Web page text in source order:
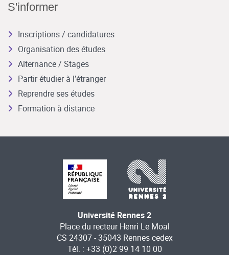
S'informer
Inscriptions / candidatures
Organisation des études
Alternance / Stages
Partir étudier à l’étranger
Reprendre ses études
Formation à distance
Université Rennes 2
Place du recteur Henri Le Moal
CS 24307 - 35043 Rennes cedex
Tél. : +33 (0)2 99 14 10 00